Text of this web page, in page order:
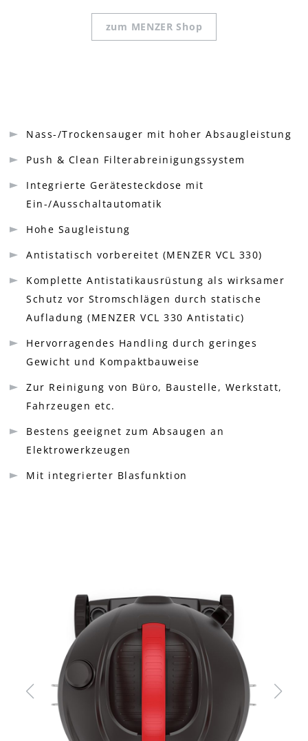
zum MENZER Shop
Nass-/Trockensauger mit hoher Absaugleistung
Push & Clean Filterabreinigungssystem
Integrierte Gerätesteckdose mit
Ein-/Ausschaltautomatik
Hohe Saugleistung
Antistatisch vorbereitet (MENZER VCL 330)
Komplette Antistatikausrüstung als wirksamer
Schutz vor Stromschlägen durch statische
Aufladung (MENZER VCL 330 Antistatic)
Hervorragendes Handling durch geringes
Gewicht und Kompaktbauweise
Zur Reinigung von Büro, Baustelle, Werkstatt,
Fahrzeugen etc.
Bestens geeignet zum Absaugen an
Elektrowerkzeugen
Mit integrierter Blasfunktion